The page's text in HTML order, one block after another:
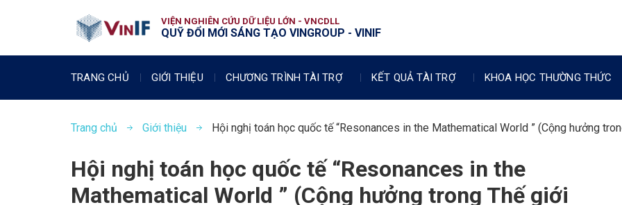
VIỆN NGHIÊN CỨU DỮ LIỆU LỚN - VNCDLL
QUỸ ĐỔI MỚI SÁNG TẠO VINGROUP - VINIF
TRANG CHỦ GIỚI THIỆU CHƯƠNG TRÌNH TÀI TRỢ KẾT QUẢ TÀI TRỢ KHOA HỌC THƯỜNG THỨC
Trang chủ Giới thiệu Hội nghị toán học quốc tế “Resonances in the Mathematical World ” (Cộng hưởng
Hội nghị toán học quốc tế “Resonances in the
Mathematical World ” (Cộng hưởng trong Thế giới